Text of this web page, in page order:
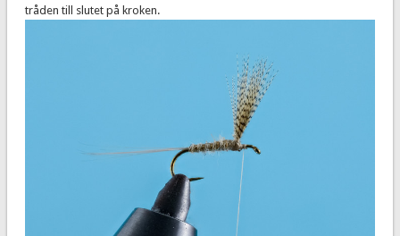
tråden till slutet på kroken.